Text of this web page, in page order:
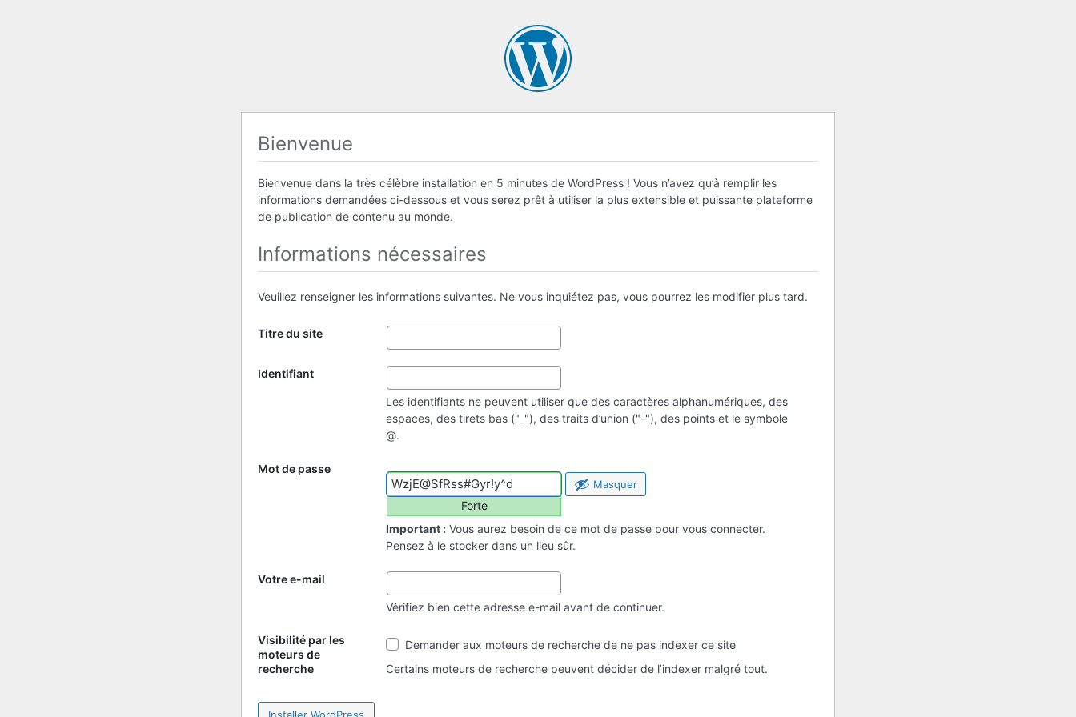
Bienvenue
Bienvenue dans la très célèbre installation en 5 minutes de WordPress ! Vous n’avez qu’à remplir les
informations demandées ci-dessous et vous serez prêt à utiliser la plus extensible et puissante plateforme
de publication de contenu au monde.
Informations nécessaires
Veuillez renseigner les informations suivantes. Ne vous inquiétez pas, vous pourrez les modifier plus tard.
Titre du site
Identifiant
Les identifiants ne peuvent utiliser que des caractères alphanumériques, des
espaces, des tirets bas ("_"), des traits d’union ("-"), des points et le symbole
@.
Mot de passe
Masquer
Forte
Important : Vous aurez besoin de ce mot de passe pour vous connecter.
Pensez à le stocker dans un lieu sûr.
Votre e-mail
Vérifiez bien cette adresse e-mail avant de continuer.
Visibilité par les
moteurs de
recherche
Visibilité
par
les
Demander aux moteurs de recherche de ne pas indexer ce site
Certains moteurs de recherche peuvent décider de l’indexer malgré tout.